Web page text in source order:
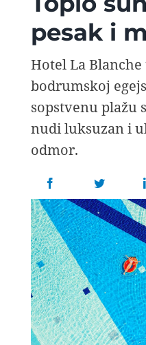
AVIOPEDIA
SPECIJAL
FOTO PRIČA
TEMA
AGENT
Search
for:
pesak i
Hotel La
bodrumskoj
sopstvenu plažu
nudi luksuzan i
odmor.